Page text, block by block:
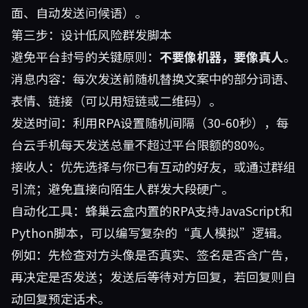
面、自动发送问候语）。
第三步：设计低风险群发脚本
避免平台封号的关键原则： 不要像机器，要像真人。
消息内容：每次发送前随机替换文案中的部分词语、
表情、链接（可以用短链或二维码）。
发送时间：利用RPA设置随机间隔（30-60秒），每
台云手机每天发送总量不超过平台限额的80%。
接收人：优先选择与你已有互动的好友，或通过群组
引流；避免直接向陌生人群发大段硬广。
自动化工具：蜂巢云盒内置的RPA支持JavaScript和
Python脚本，可以编写复杂的“真人模拟”逻辑。
例如：先检查对方头像是否真实、签名是否含广告，
再决定是否发送；发送后等待对方回复，若回复则自
动回复预定话术。